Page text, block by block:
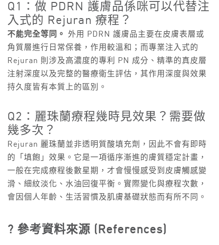
Q1：做 PDRN 護膚品係咪可以代替注
入式的 Rejuran 療程？
不能完全等同。
外用 PDRN 護膚品主要在皮膚表層或
角質層進行日常保養，作用較溫和；而專業注入式的
Rejuran 則涉及高濃度的專利 PN 成分、精準的真皮層
注射深度以及完整的醫療衛生評估，其作用深度與效果
持久度皆有本質上的區別。
Q2：麗珠蘭療程幾時見效果？需要做
幾多次？
Rejuran 麗珠蘭並非透明質酸填充劑，因此不會有即時
的「填飽」效果。它是一項循序漸進的膚質穩定計畫，
一般在完成療程後數星期，才會慢慢感受到皮膚觸感變
滑、細紋淡化、水油回復平衡。實際變化與療程次數，
會因個人年齡、生活習慣及肌膚基礎狀態而有所不同。
? 參考資料來源 (References)